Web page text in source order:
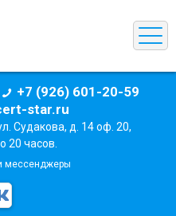
+7 (926) 601-20-59
star.ru
Судакова, д. 14 оф. 20,
20 часов.
мессенджеры